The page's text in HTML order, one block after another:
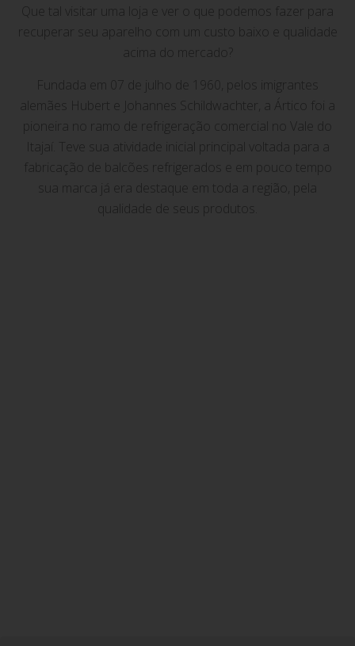
Que tal visitar uma loja e ver o que podemos fazer para
recuperar seu aparelho com um custo baixo e qualidade
acima do mercado?
Fundada em 07 de julho de 1960, pelos imigrantes
alemães Hubert e Johannes Schildwachter, a Ártico foi a
pioneira no ramo de refrigeração comercial no Vale do
Itajaí. Teve sua atividade inicial principal voltada para a
fabricação de balcões refrigerados e em pouco tempo
sua marca já era destaque em toda a região, pela
qualidade de seus produtos.